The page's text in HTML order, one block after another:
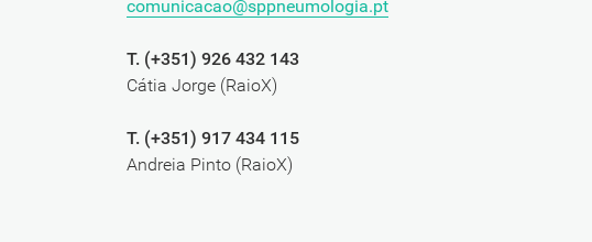
comunicacao@sppneumologia.pt
T. (+351) 926 432 143
Cátia Jorge (RaioX)
T. (+351) 917 434 115
Andreia Pinto (RaioX)